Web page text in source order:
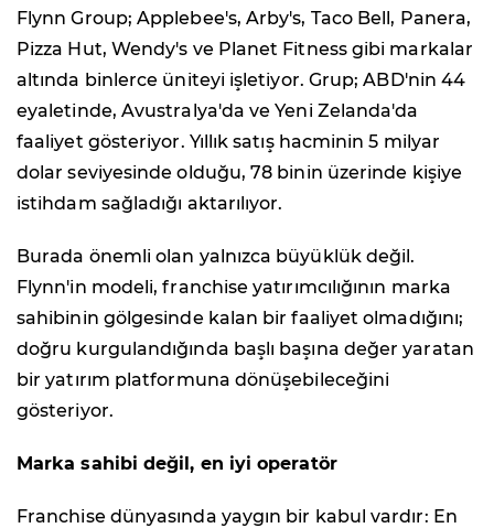
Flynn Group; Applebee's, Arby's, Taco Bell, Panera,
Pizza Hut, Wendy's ve Planet Fitness gibi markalar
altında binlerce üniteyi işletiyor. Grup; ABD'nin 44
eyaletinde, Avustralya'da ve Yeni Zelanda'da
faaliyet gösteriyor. Yıllık satış hacminin 5 milyar
dolar seviyesinde olduğu, 78 binin üzerinde kişiye
istihdam sağladığı aktarılıyor.
Burada önemli olan yalnızca büyüklük değil.
Flynn'in modeli, franchise yatırımcılığının marka
sahibinin gölgesinde kalan bir faaliyet olmadığını;
doğru kurgulandığında başlı başına değer yaratan
bir yatırım platformuna dönüşebileceğini
gösteriyor.
Marka sahibi değil, en iyi operatör
Franchise dünyasında yaygın bir kabul vardır: En